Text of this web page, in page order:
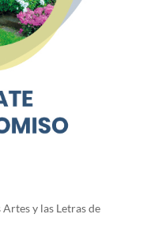
y las Letras de